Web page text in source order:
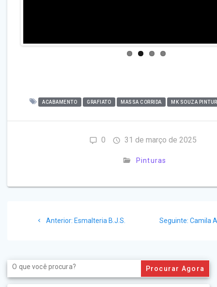
ACABAMENTO GRAFIATO MASSA CORRIDA MK SOUZA
0 31 de março de 2025
Pinturas
Anterior: Post
Esmalteria B.J.S. Seguinte: Post
Camila
Search
for: